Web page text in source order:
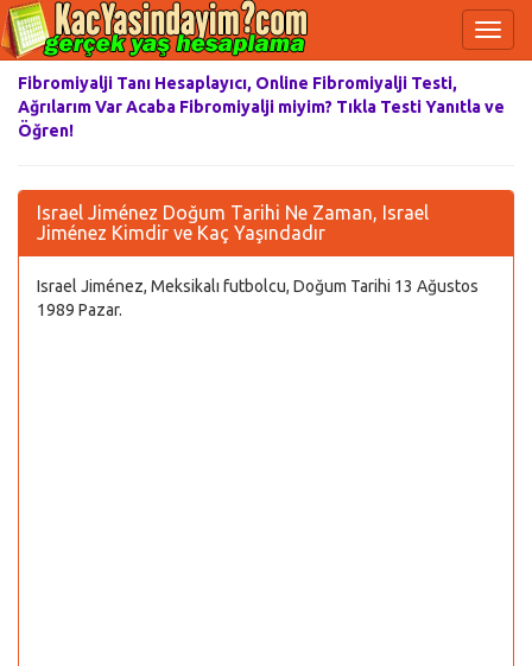
Fibromiyalji Tanı Hesaplayıcı, Online Fibromiyalji Testi,
Ağrılarım Var Acaba Fibromiyalji miyim? Tıkla Testi Yanıtla ve
Öğren!
Israel Jiménez Doğum Tarihi Ne Zaman, Israel
Jiménez Kimdir ve Kaç Yaşındadır
Israel Jiménez, Meksikalı futbolcu, Doğum Tarihi 13 Ağustos
1989 Pazar.